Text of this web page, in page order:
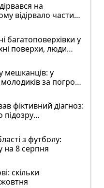
на
відірвало частину
багатоповерхівки у
поверхи, люди
мешканців: у
за погром
фіктивний діагноз:
підозру
з футболу:
на 8 серпня
скільки